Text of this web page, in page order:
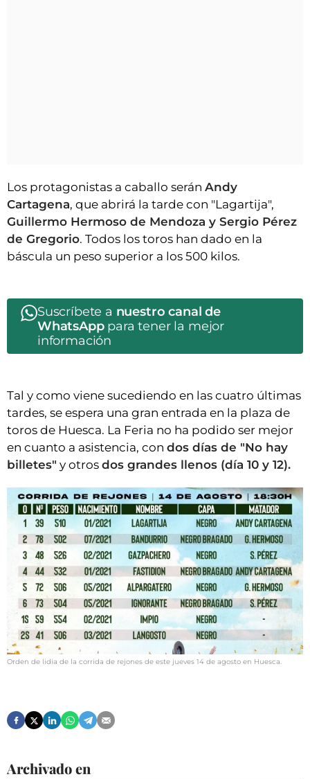
Los protagonistas a caballo serán Andy
Cartagena, que abrirá la tarde con "Lagartija",
Guillermo Hermoso de Mendoza y Sergio Pérez
de Gregorio. Todos los toros han dado en la
báscula un peso superior a los 500 kilos.
Suscríbete a nuestro canal de
WhatsApppara tener la mejor
información
Tal y como viene sucediendo en las cuatro últimas
tardes, se espera una gran entrada en la plaza de
toros de Huesca. La Feria no ha podido ser mejor
en cuanto a asistencia, con dos días de "No hay
billetes" y otros dos grandes llenos (día 10 y 12).
Orden de lidia de la corrida de rejones de este jueves 14 de agosto en Huesca.
Archivado en